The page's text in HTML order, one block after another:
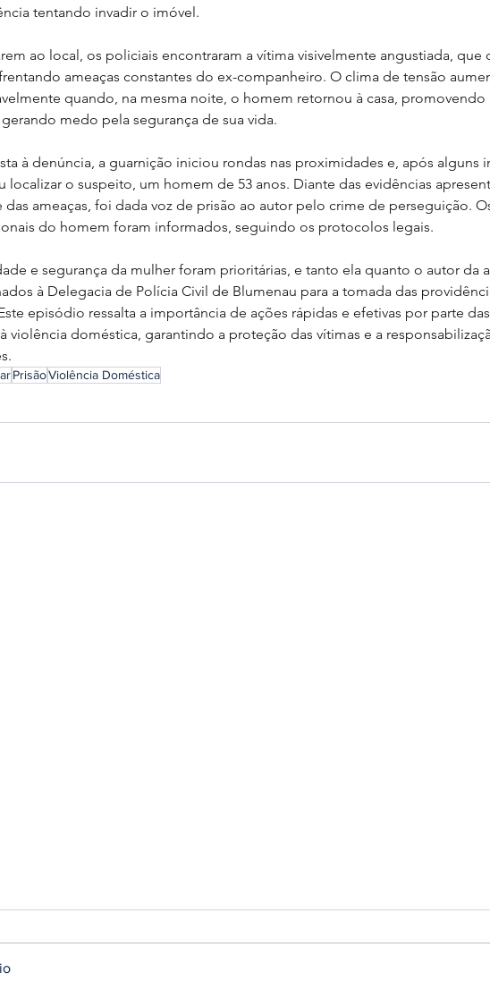
tentando invadir o imóvel.
ao local, os policiais encontraram a vítima visivelmente angustiada, que
ameaças constantes do ex-companheiro. O clima de tensão
quando, na mesma noite, o homem retornou à casa, promovendo
gerando medo pela segurança de sua vida.
à denúncia, a guarnição iniciou rondas nas proximidades e, após alguns
localizar o suspeito, um homem de 53 anos. Diante das evidências
das ameaças, foi dada voz de prisão ao autor pelo crime de perseguição.
do homem foram informados, seguindo os protocolos legais.
e segurança da mulher foram prioritárias, e tanto ela quanto o autor da
à Delegacia de Polícia Civil de Blumenau para a tomada das
episódio ressalta a importância de ações rápidas e efetivas por parte
violência doméstica, garantindo a proteção das vítimas e a
PrisãoViolência Doméstica